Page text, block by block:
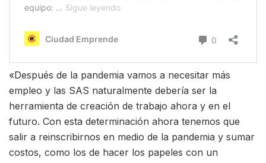
«Después de la pandemia vamos a necesitar más
empleo y las SAS naturalmente debería ser la
herramienta de creación de trabajo ahora y en el
futuro. Con esta determinación ahora tenemos que
salir a reinscribirnos en medio de la pandemia y sumar
costos, como los de hacer los papeles con un